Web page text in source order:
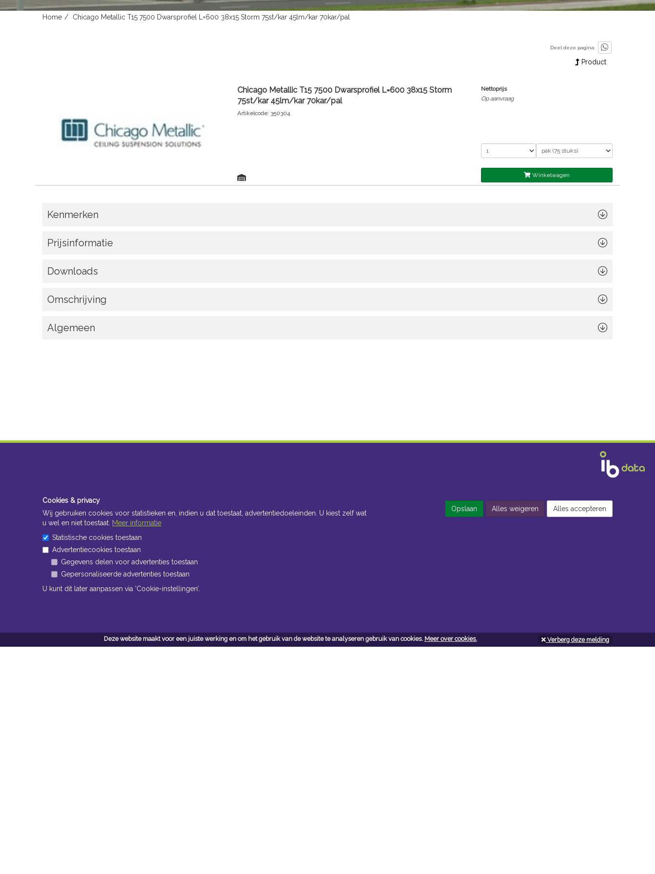
Deze website maakt voor een juiste werking en om het gebruik van de website te analyseren gebruik van cookies. Meer over cookies. Verberg deze melding
Home Chicago Metallic T15 7500 Dwarsprofiel L=600 38x15 Storm 75st/kar 45lm/kar 70kar/pal
Deel deze pagina:
Product
Chicago Metallic T15 7500 Dwarsprofiel L=600 38x15 Storm
75st/kar 45lm/kar 70kar/pal
Artikelcode: 350304
Nettoprijs
Op aanvraag
Winkelwagen
Kenmerken
Prijsinformatie
Downloads
Omschrijving
Algemeen
Cookies & privacy
Wij gebruiken cookies voor statistieken en, indien u dat toestaat, advertentiedoeleinden. U kiest zelf wat
u wel en niet toestaat. Meer informatie
Statistische cookies toestaan
Advertentiecookies toestaan
Gegevens delen voor advertenties toestaan
Gepersonaliseerde advertenties toestaan
U kunt dit later aanpassen via ‘Cookie-instellingen’.
Opslaan Alles weigeren Alles accepteren